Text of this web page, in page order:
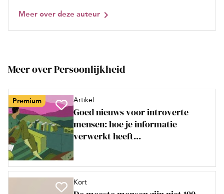
Meer over deze auteur
Meer over Persoonlijkheid
Premium Artikel
Goed nieuws voor introverte
mensen: hoe je informatie
verwerkt heeft...
Kort